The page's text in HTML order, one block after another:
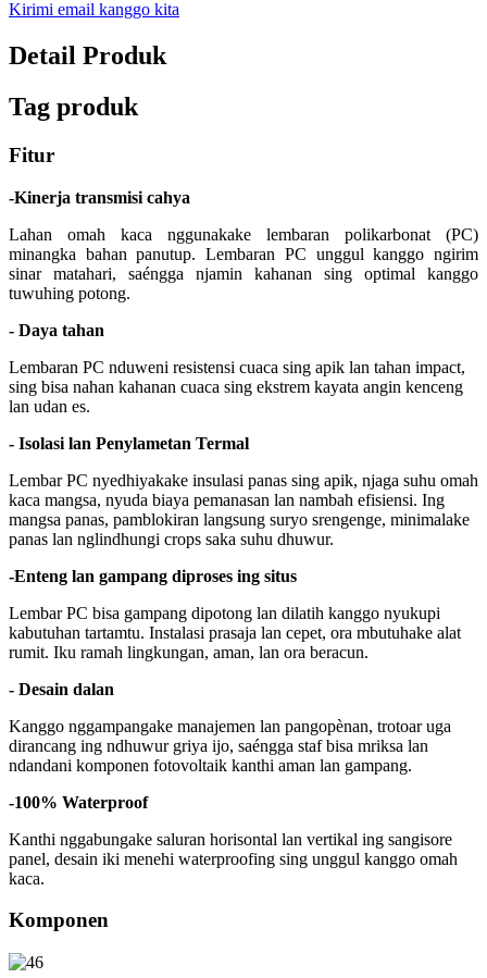
Kirimi email kanggo kita
Detail Produk
Tag produk
Fitur
-Kinerja transmisi cahya
Lahan omah kaca nggunakake lembaran polikarbonat (PC)
minangka bahan panutup. Lembaran PC unggul kanggo ngirim
sinar matahari, saéngga njamin kahanan sing optimal kanggo
tuwuhing potong.
- Daya tahan
Lembaran PC nduweni resistensi cuaca sing apik lan tahan impact,
sing bisa nahan kahanan cuaca sing ekstrem kayata angin kenceng
lan udan es.
- Isolasi lan Penylametan Termal
Lembar PC nyedhiyakake insulasi panas sing apik, njaga suhu omah
kaca mangsa, nyuda biaya pemanasan lan nambah efisiensi. Ing
mangsa panas, pamblokiran langsung suryo srengenge, minimalake
panas lan nglindhungi crops saka suhu dhuwur.
-Enteng lan gampang diproses ing situs
Lembar PC bisa gampang dipotong lan dilatih kanggo nyukupi
kabutuhan tartamtu. Instalasi prasaja lan cepet, ora mbutuhake alat
rumit. Iku ramah lingkungan, aman, lan ora beracun.
- Desain dalan
Kanggo nggampangake manajemen lan pangopènan, trotoar uga
dirancang ing ndhuwur griya ijo, saéngga staf bisa mriksa lan
ndandani komponen fotovoltaik kanthi aman lan gampang.
-100% Waterproof
Kanthi nggabungake saluran horisontal lan vertikal ing sangisore
panel, desain iki menehi waterproofing sing unggul kanggo omah
kaca.
Komponen